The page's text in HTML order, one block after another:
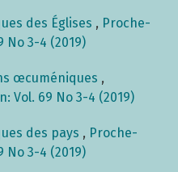
des Églises , Proche-
No 3-4 (2019)
œcuméniques ,
Vol. 69 No 3-4 (2019)
des pays , Proche-
No 3-4 (2019)